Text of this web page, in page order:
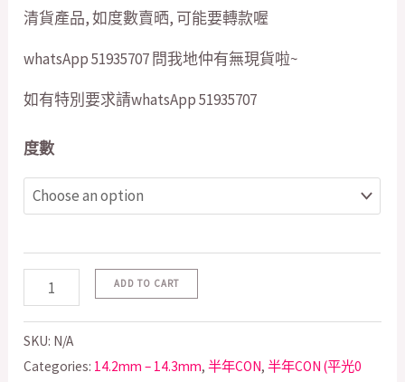
清貨產品, 如度數賣晒, 可能要轉款喔
whatsApp 51935707 問我地仲有無現貨啦~
如有特別要求請whatsApp 51935707
度數
ADD TO CART
SKU: N/A
Categories: 14.2mm – 14.3mm,半年CON,半年CON (平光0